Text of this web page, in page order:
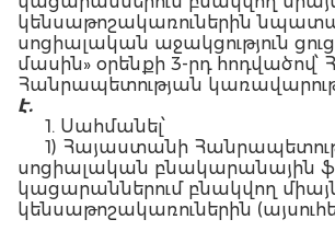
կենսաթոշակառուներին
սոցիալական աջակցություն
մասին» օրենքի 3-րդ
Հանրապետության
է.
1. Սահմանել՝
1) Հայաստանի
սոցիալական բնակարանային
կացարաններում բնակվող
կենսաթոշակառուներին